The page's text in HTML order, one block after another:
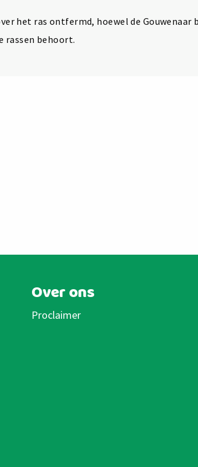
het ras ontfermd, hoewel de Gouwenaar
rassen behoort.
Over ons
Proclaimer